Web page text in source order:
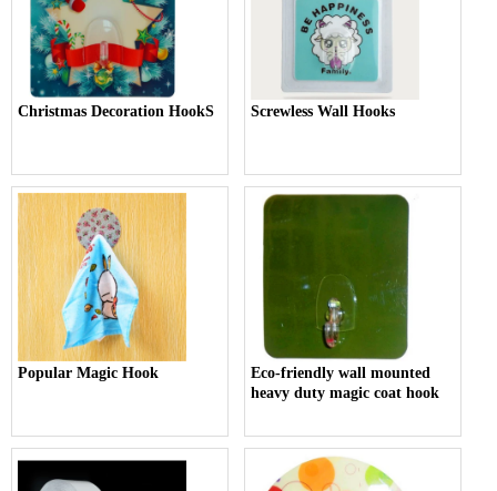
Christmas Decoration HookS Screwless Wall Hooks
Popular Magic Hook
Eco-friendly wall mounted
heavy duty magic coat hook